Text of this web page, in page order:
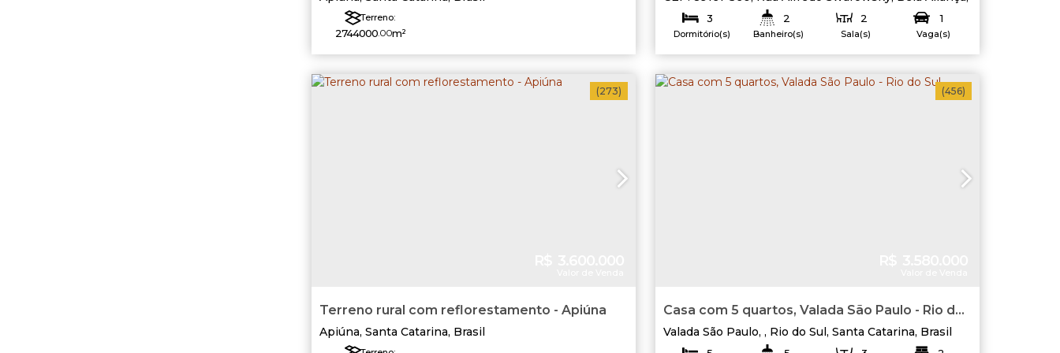
Terreno:
2744000.00m²
Santa Catarina
3
Dormitório(s)
2
Banheiro(s)
2
Sala(s)
1
Vaga(s)
Útil:221.00m² Fundos:75.00m
Frente: 63.00m
Lado Direito: Lado Esquerdo:
(273)
Terreno rural com reflorestamento - Apiúna
Apiúna, Santa Catarina, Brasil
(456)
Casa com 5 quartos, Valada São Paulo - Rio do
Sul
Valada São Paulo , Rio do Sul, Santa Catarina, Brasil